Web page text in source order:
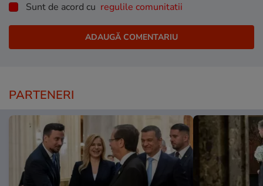
Sunt de acord cu regulile comunitatii
PARTENERI